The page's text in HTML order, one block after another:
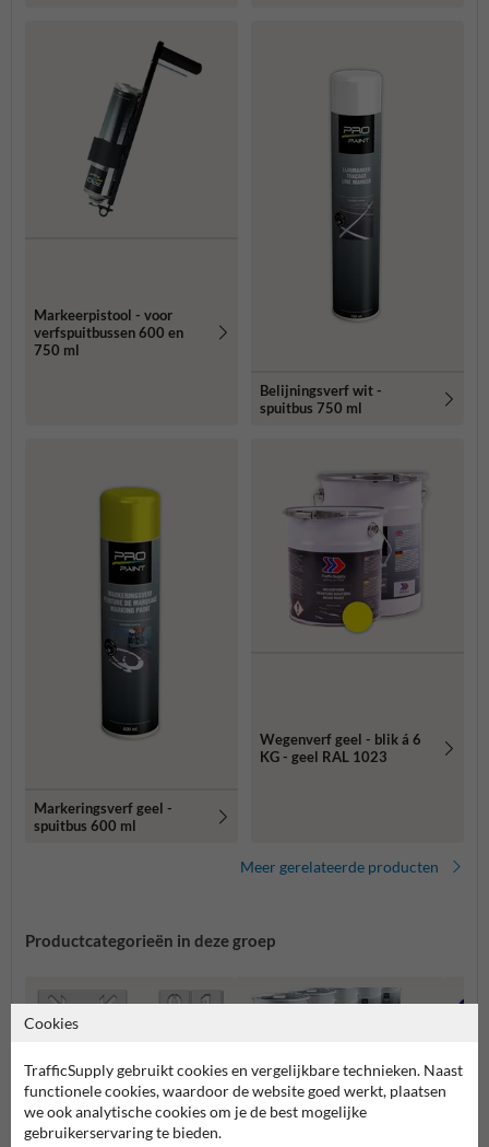
Markeerpistool - voor
verfspuitbussen 600 en
750 ml
Belijningsverf wit -
spuitbus 750 ml
Markeringsverf geel -
spuitbus 600 ml
Wegenverf geel - blik á 6
KG - geel RAL 1023
Meer gerelateerde producten
Productcategorieën in deze groep
Cookies
TrafficSupply gebruikt cookies en vergelijkbare technieken. Naast
functionele cookies, waardoor de website goed werkt, plaatsen
we ook analytische cookies om je de best mogelijke
gebruikerservaring te bieden.